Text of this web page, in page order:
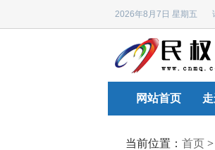
2026年8月7日 星期五
网站首页
当前位置： 首页